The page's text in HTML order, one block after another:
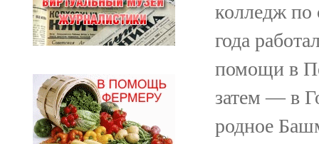
колледж по
года
помощи в
затем — в
родное